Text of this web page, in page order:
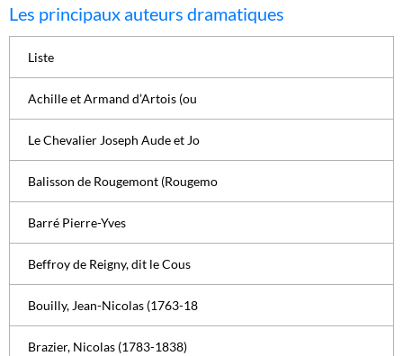
Les principaux auteurs dramatiques
Liste
Achille et Armand d’Artois (ou
Le Chevalier Joseph Aude et Jo
Balisson de Rougemont (Rougemo
Barré Pierre-Yves
Beffroy de Reigny, dit le Cous
Bouilly, Jean-Nicolas (1763-18
Brazier, Nicolas (1783-1838)